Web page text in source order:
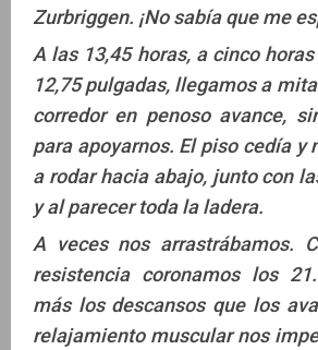
Zurbriggen. ¡No sabía que me
A las 13,45 horas, a cinco
12,75 pulgadas, llegamos a
corredor en penoso avance,
para apoyarnos. El piso cedía y
a rodar hacia abajo, junto con
y al parecer toda la ladera.
A veces nos arrastrábamos.
resistencia coronamos los
más los descansos que los
relajamiento muscular nos